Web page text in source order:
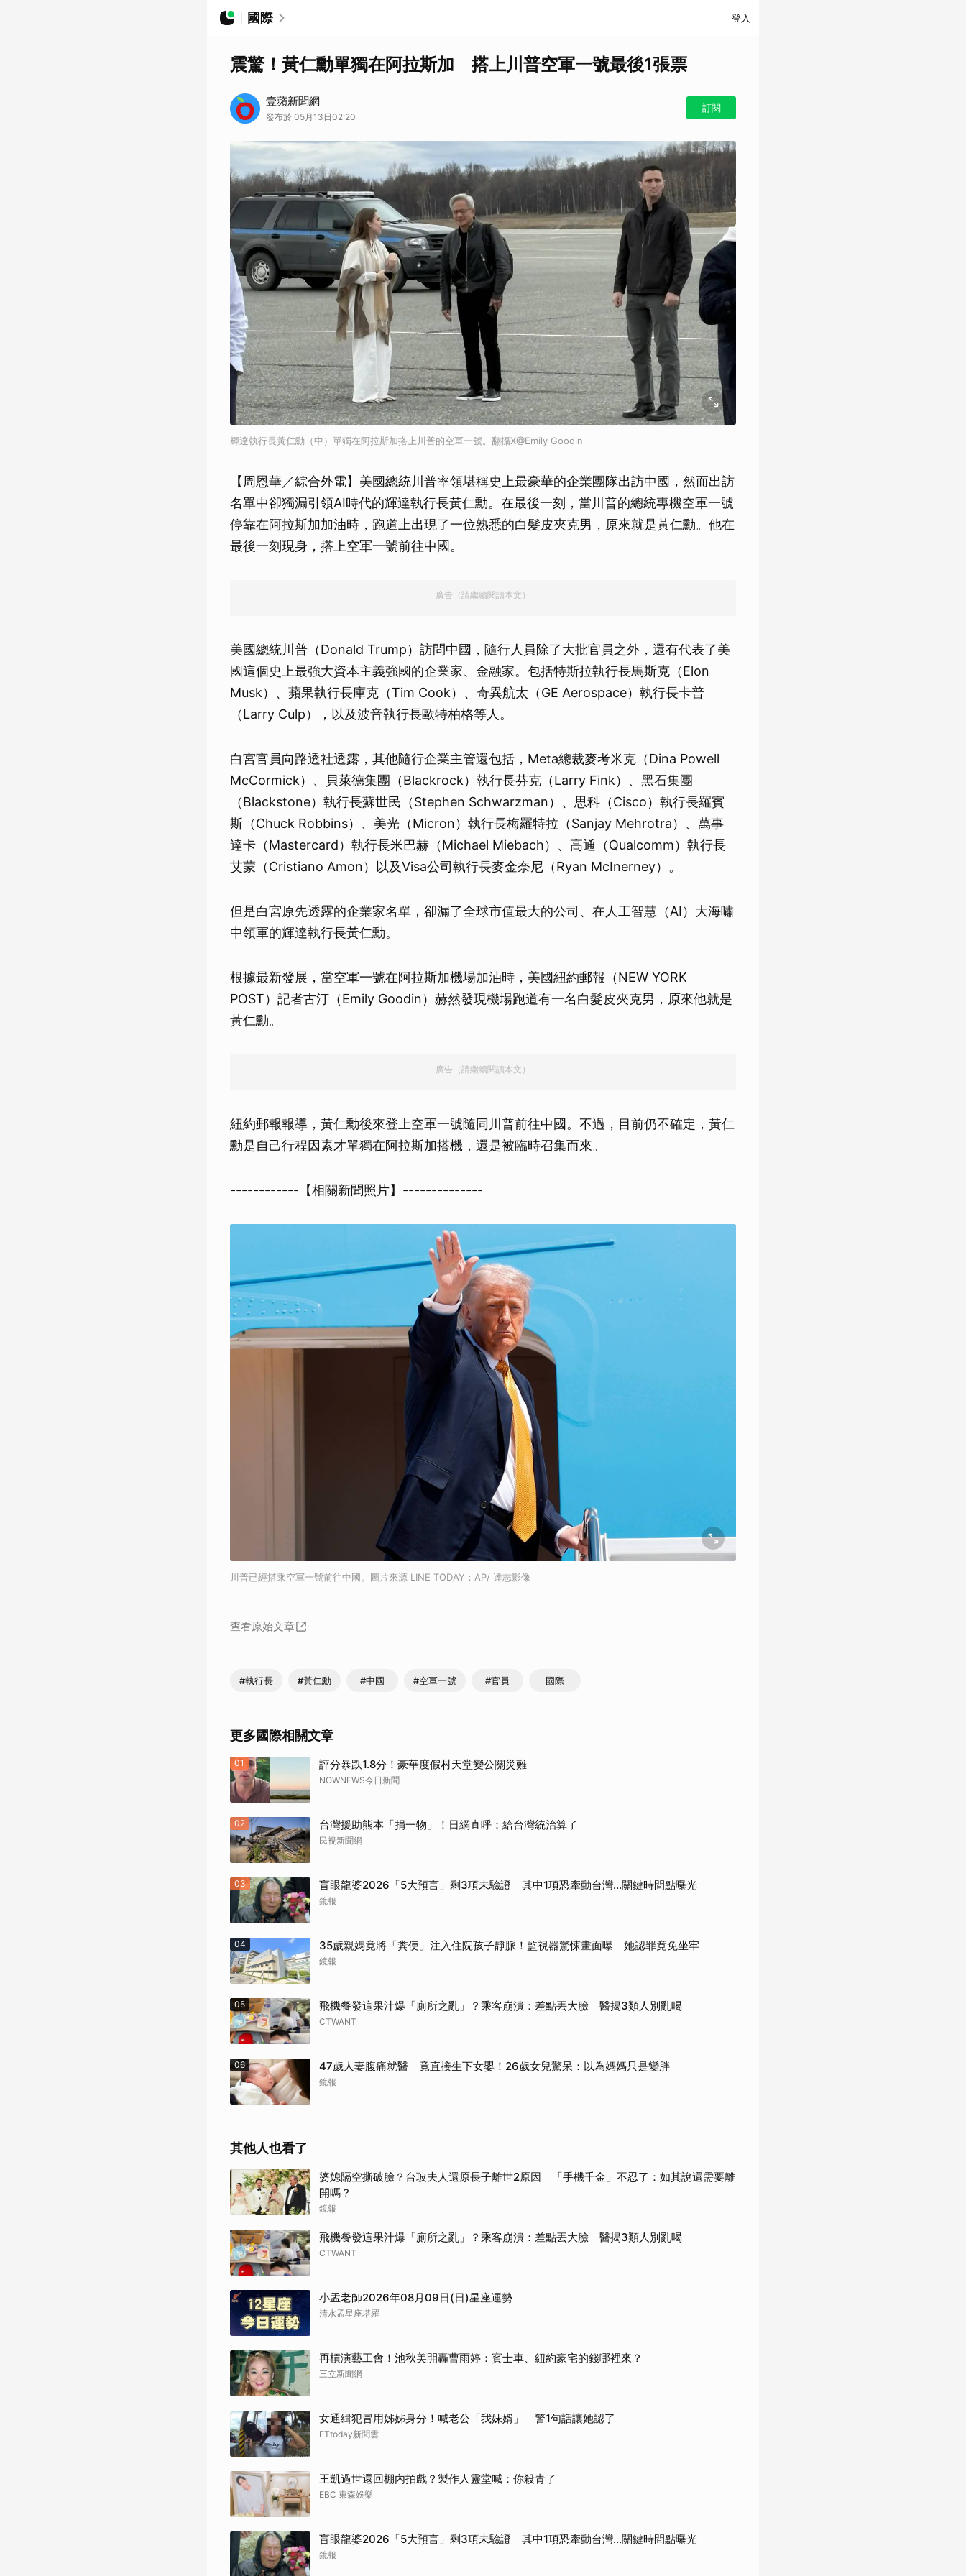
國際 登入
震驚！黃仁勳單獨在阿拉斯加 搭上川普空軍一號最後1張票
壹蘋新聞網
發布於 05月13日02:20
訂閱
輝達執行長黃仁勳（中）單獨在阿拉斯加搭上川普的空軍一號。翻攝X@Emily Goodin
【周恩華／綜合外電】美國總統川普率領堪稱史上最豪華的企業團隊出訪中國，然而出訪
名單中卻獨漏引領AI時代的輝達執行長黃仁勳。在最後一刻，當川普的總統專機空軍一號
停靠在阿拉斯加加油時，跑道上出現了一位熟悉的白髮皮夾克男，原來就是黃仁勳。他在
最後一刻現身，搭上空軍一號前往中國。
廣告（請繼續閱讀本文）
美國總統川普（Donald Trump）訪問中國，隨行人員除了大批官員之外，還有代表了美
國這個史上最強大資本主義強國的企業家、金融家。包括特斯拉執行長馬斯克（Elon
Musk）、蘋果執行長庫克（Tim Cook）、奇異航太（GE Aerospace）執行長卡普
（Larry Culp），以及波音執行長歐特柏格等人。
白宮官員向路透社透露，其他隨行企業主管還包括，Meta總裁麥考米克（Dina Powell
McCormick）、貝萊德集團（Blackrock）執行長芬克（Larry Fink）、黑石集團
（Blackstone）執行長蘇世民（Stephen Schwarzman）、思科（Cisco）執行長羅賓
斯（Chuck Robbins）、美光（Micron）執行長梅羅特拉（Sanjay Mehrotra）、萬事
達卡（Mastercard）執行長米巴赫（Michael Miebach）、高通（Qualcomm）執行長
艾蒙（Cristiano Amon）以及Visa公司執行長麥金奈尼（Ryan McInerney）。
但是白宮原先透露的企業家名單，卻漏了全球市值最大的公司、在人工智慧（AI）大海嘯
中領軍的輝達執行長黃仁勳。
根據最新發展，當空軍一號在阿拉斯加機場加油時，美國紐約郵報（NEW YORK
POST）記者古汀（Emily Goodin）赫然發現機場跑道有一名白髮皮夾克男，原來他就是
黃仁勳。
廣告（請繼續閱讀本文）
紐約郵報報導，黃仁勳後來登上空軍一號隨同川普前往中國。不過，目前仍不確定，黃仁
勳是自己行程因素才單獨在阿拉斯加搭機，還是被臨時召集而來。
------------【相關新聞照片】--------------
川普已經搭乘空軍一號前往中國。圖片來源 LINE TODAY：AP/ 達志影像
查看原始文章
#執行長 #黃仁勳 #中國 #空軍一號 #官員 國際
更多國際相關文章
01 評分暴跌1.8分！豪華度假村天堂變公關災難
NOWNEWS今日新聞
02 台灣援助熊本「捐一物」！日網直呼：給台灣統治算了
民視新聞網
03 盲眼龍婆2026「5大預言」剩3項未驗證 其中1項恐牽動台灣...關鍵時間點曝光
鏡報
04 35歲親媽竟將「糞便」注入住院孩子靜脈！監視器驚悚畫面曝 她認罪竟免坐牢
鏡報
05 飛機餐發這果汁爆「廁所之亂」？乘客崩潰：差點丟大臉 醫揭3類人別亂喝
CTWANT
06 47歲人妻腹痛就醫 竟直接生下女嬰！26歲女兒驚呆：以為媽媽只是變胖
鏡報
其他人也看了
婆媳隔空撕破臉？台玻夫人還原長子離世2原因 「手機千金」不忍了：如其說還需要離
開嗎？
鏡報
飛機餐發這果汁爆「廁所之亂」？乘客崩潰：差點丟大臉 醫揭3類人別亂喝
CTWANT
小孟老師2026年08月09日(日)星座運勢
清水孟星座塔羅
再槓演藝工會！池秋美開轟曹雨婷：賓士車、紐約豪宅的錢哪裡來？
三立新聞網
女通緝犯冒用姊姊身分！喊老公「我妹婿」 警1句話讓她認了
ETtoday新聞雲
王凱過世還回棚內拍戲？製作人靈堂喊：你殺青了
EBC 東森娛樂
盲眼龍婆2026「5大預言」剩3項未驗證 其中1項恐牽動台灣...關鍵時間點曝光
鏡報